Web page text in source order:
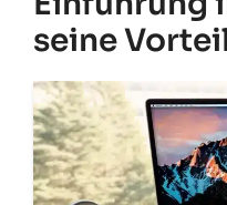
seine